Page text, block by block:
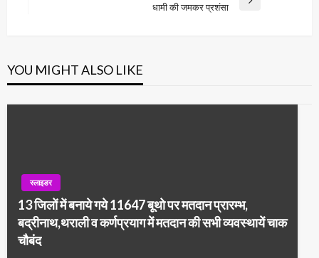
धामी की जमकर प्रशंसा
YOU MIGHT ALSO LIKE
स्लाइडर
13 जिलों में बनाये गये 11647 बूथो पर मतदान प्रारम्भ,
बद्रीनाथ,थराली व कर्णप्रयाग में मतदान की सभी व्यवस्थायें चाक
चौबंद